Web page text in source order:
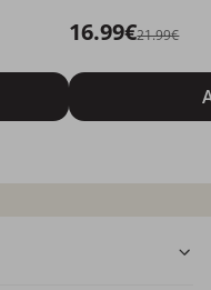
16.99€21.99€